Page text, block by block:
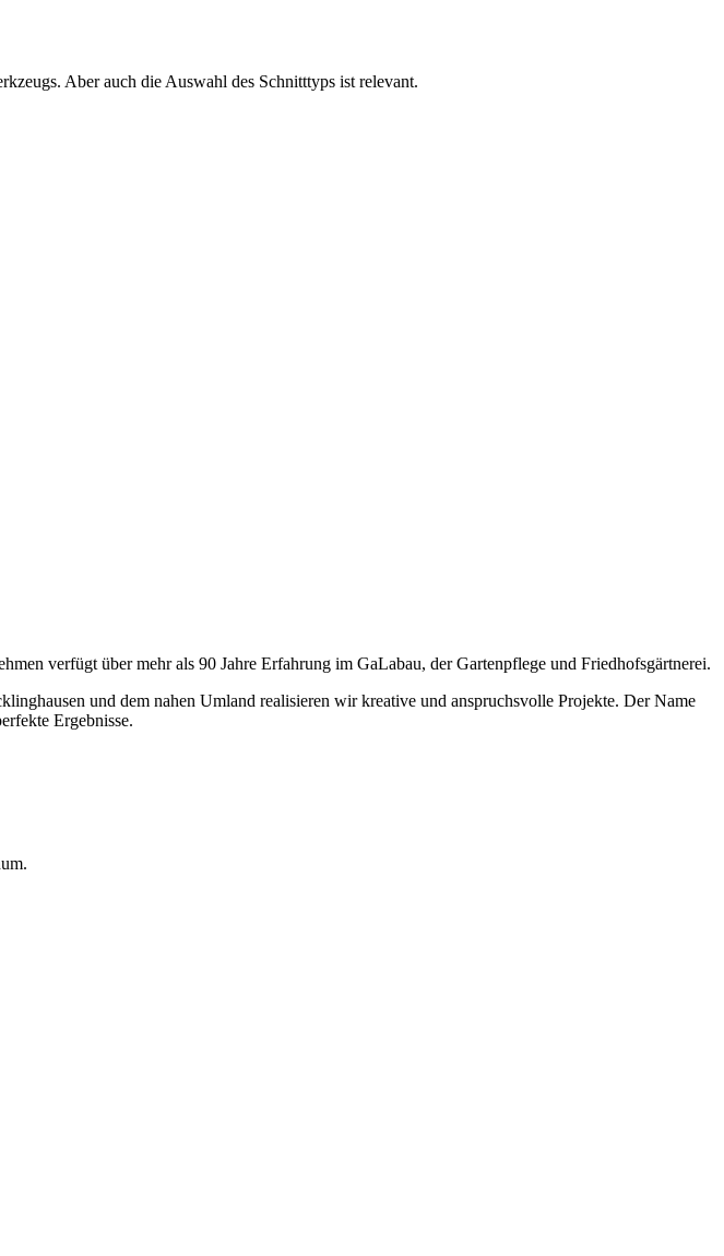
Aber auch die Auswahl des Schnitttyps ist relevant.
verfügt über mehr als 90 Jahre Erfahrung im GaLabau, der Gartenpflege und Friedhofsgärtnerei.
und dem nahen Umland realisieren wir kreative und anspruchsvolle Projekte. Der Name
Ergebnisse.